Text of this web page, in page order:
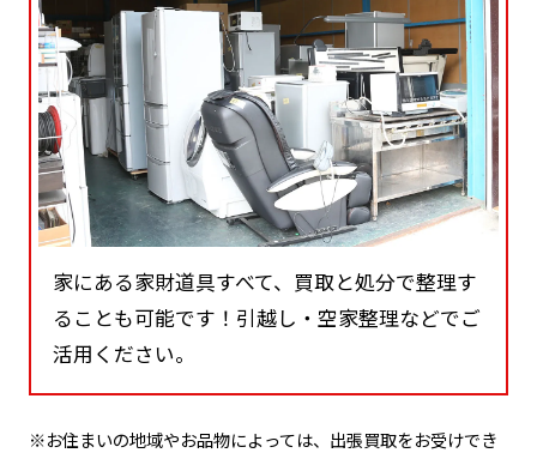
家にある家財道具すべて、買取と処分で整理す
ることも可能です！引越し・空家整理などでご
活用ください。
※お住まいの地域やお品物によっては、出張買取をお受けでき